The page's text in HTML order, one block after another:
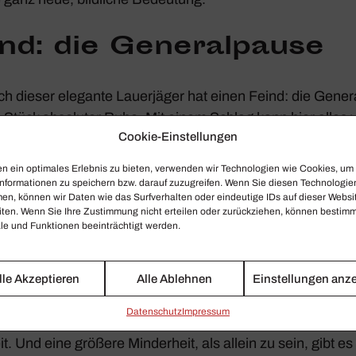
Cookie-Einstellungen
ein optimales Erlebnis zu bieten, verwenden wir Technologien wie Cookies, um
zu speichern bzw. darauf zuzugreifen. Wenn Sie diesen
können wir Daten wie das Surfverhalten oder eindeutige IDs auf dieser
Wenn Sie Ihre Zustimmung nicht erteilen oder zurückziehen, können
und Funktionen beeinträchtigt werden.
Akzeptieren Alle Ablehnen Einstellungen
Daten­schutzImpressum
die Gene­ral­pause
dieser elegante Lauer­jäger hat einen Feind: die
abso­luter Ruhe. Mit einem Schlag kann hier alles
Wortes. Wer zu spät kommt, den bestraft schon das
manchmal straft es denje­nigen noch viel mehr,
können, den rich­tigen Zeit­punkt abwarten. Dafür
und nerven­starke Typen. Ja, und Typinnen. So viel
es nach wie vor doch eher eine Männer­do­mäne ist.
Herden­tiere
Herden­tiere. Ein Exem­plar sagte einmal: Wer oft
Und eine größere Minder­heit, als allein zu sein, gibt